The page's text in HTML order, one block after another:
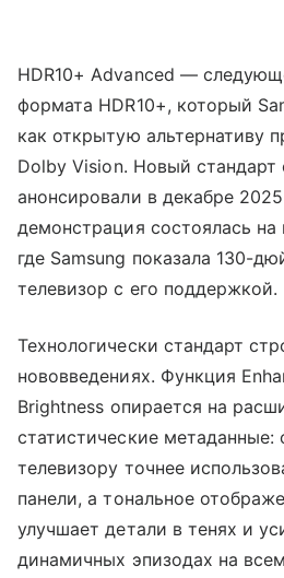
HDR10+ Advanced —
формата HDR10+, который
как открытую альтернативу
Dolby Vision. Новый стандарт
анонсировали в декабре
демонстрация состоялась на
где Samsung показала 130-
телевизор с его поддержкой.
Технологически стандарт
нововведениях. Функция
Brightness опирается на
статистические метаданные:
телевизору точнее
панели, а тональное
улучшает детали в тенях и
динамичных эпизодах на